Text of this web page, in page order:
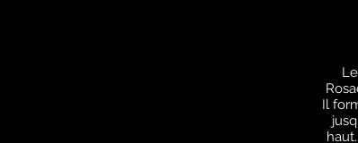
Il